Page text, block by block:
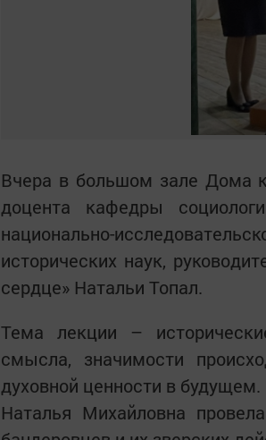
Вчера в большом зале Дома
доцента кафедры
национально-
исторических наук,
сердце» Натальи Топал.
Тема лекции –
смысла, значимости
духовной ценности в будущем.
Наталья Михайловна